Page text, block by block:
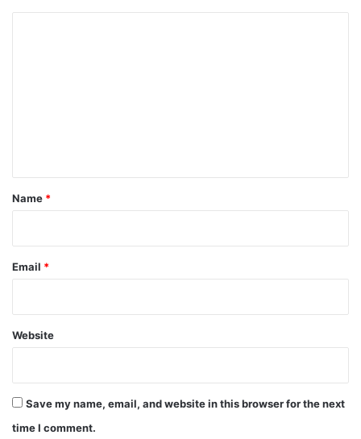
*
Name *
Email *
Website
Save my name, email, and website in this browser for the next
time I comment.